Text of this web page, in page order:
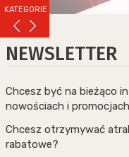
KATEGORIE
NEWSLETTER
Chcesz być na bieżąco
nowościach i
Chcesz otrzymywać
rabatowe?